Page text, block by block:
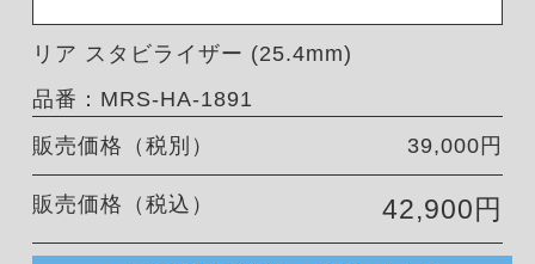
リア スタビライザー (25.4mm)
品番：MRS-HA-1891
販売価格（税別）
39,000円
販売価格（税込） 42,900円